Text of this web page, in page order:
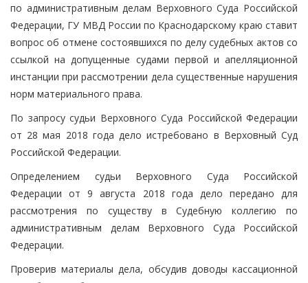
по административным делам Верховного Суда Российской
Федерации, ГУ МВД России по Краснодарскому краю ставит
вопрос об отмене состоявшихся по делу судебных актов со
ссылкой на допущенные судами первой и апелляционной
инстанции при рассмотрении дела существенные нарушения
норм материального права.
По запросу судьи Верховного Суда Российской Федерации
от 28 мая 2018 года дело истребовано в Верховный Суд
Российской Федерации.
Определением судьи Верховного Суда Российской
Федерации от 9 августа 2018 года дело передано для
рассмотрения по существу в Судебную коллегию по
административным делам Верховного Суда Российской
Федерации.
Проверив материалы дела, обсудив доводы кассационной